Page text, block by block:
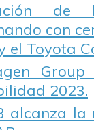
de
con
el Toyota
2023.
alcanza